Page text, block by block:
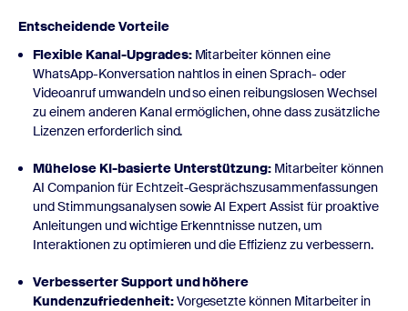
Entscheidende Vorteile
Flexible Kanal-Upgrades:Mitarbeiter können eine
WhatsApp-Konversation nahtlos in einen Sprach- oder
Videoanruf umwandeln und so einen reibungslosen Wechsel
zu einem anderen Kanal ermöglichen, ohne dass zusätzliche
Lizenzen erforderlich sind.
Mühelose KI-basierte Unterstützung: Mitarbeiter können
AI Companion für Echtzeit-Gesprächszusammenfassungen
und Stimmungsanalysen sowie AI Expert Assist für proaktive
Anleitungen und wichtige Erkenntnisse nutzen, um
Interaktionen zu optimieren und die Effizienz zu verbessern.
Verbesserter Support und höhere
Kundenzufriedenheit:Vorgesetzte können Mitarbeiter in